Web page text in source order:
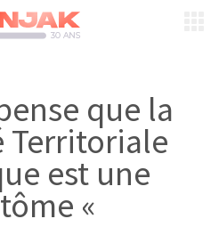
que la
est une
«